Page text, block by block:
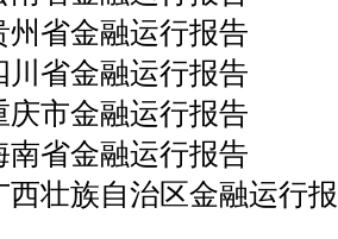
州省金融运行报告
川省金融运行报告
庆市金融运行报告
南省金融运行报告
西壮族自治区金融运行